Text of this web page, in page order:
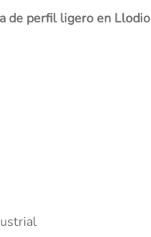
de perfil ligero en Llodio